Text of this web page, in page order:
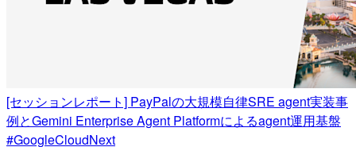
[セッションレポート] PayPalの大規模自律SRE agent実装事
例とGemini Enterprise Agent Platformによるagent運用基盤
#GoogleCloudNext